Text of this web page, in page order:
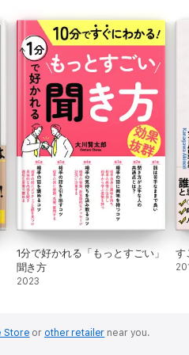
後2000万円問題」、堀江貴文さ
題をとっても、お金の問題は一生
い理由はいくつかの原因が考えら
取りにするとほとんど残らない
けど、今の収入では貯金する余
の収入のままでは心配だ
ジしたいのに、今の収入や仕事で
1分で好かれる「もっとすごい」
聞き方
2023
す
Store or other retailer near you.